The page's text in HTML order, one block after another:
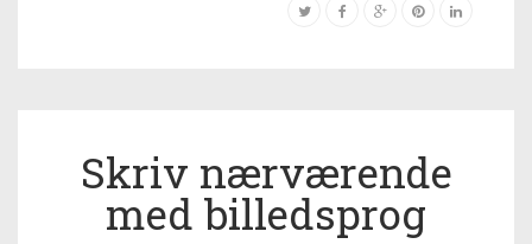
Skriv nærværende
med billedsprog